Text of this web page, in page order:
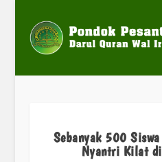
Sebanyak 500
Nyantri Kilat